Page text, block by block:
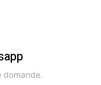
domande.